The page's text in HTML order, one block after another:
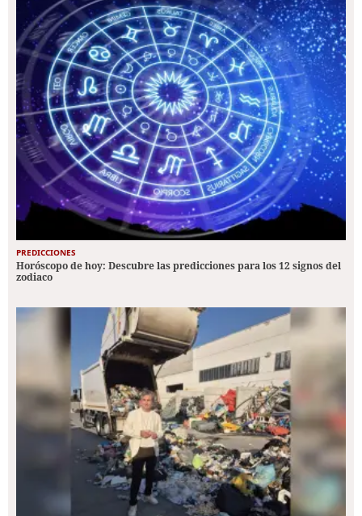
PREDICCIONES
Horóscopo de hoy: Descubre las predicciones para los 12 signos del
zodiaco